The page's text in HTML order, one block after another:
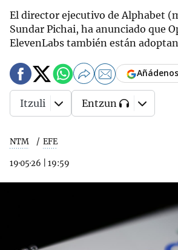
El director ejecutivo de Alphabet
Sundar Pichai, ha anunciado que
ElevenLabs también están
NTM EFE
19·05·26 19:59
Itzuli Entzun